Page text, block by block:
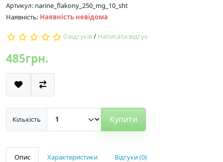
Артикул: narine_flakony_250_mg_10_sht
Наявність: Наявність невідома
0 відгуків/ Написати відгук
485грн.
Кількість Купити
Опис Характеристики Відгуки (0)